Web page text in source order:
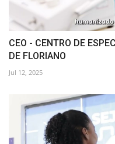
CEO - CENTRO DE
DE FLORIANO
Jul 12, 2025